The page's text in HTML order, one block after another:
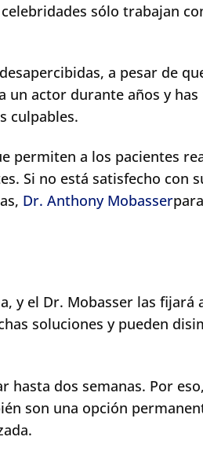
sólo trabajan
a pesar de
un actor durante años y
culpables.
permiten a los pacientes
Si no está satisfecho con
Dr. Anthony Mobasser
y el Dr. Mobasser las
soluciones y pueden
hasta dos semanas. Por
son una opción